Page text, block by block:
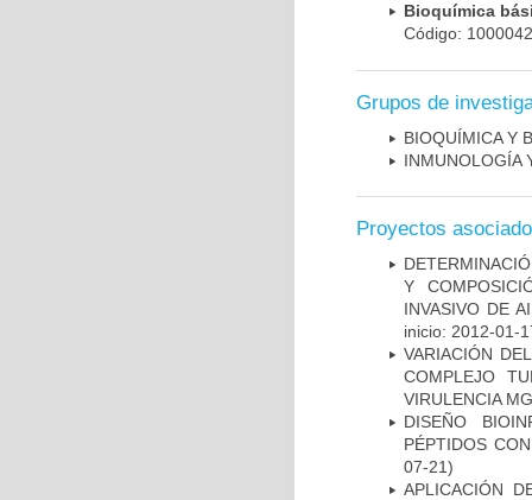
Bioquímica
Código:
Grupos de
BIOQUÍMICA Y
INMUNOLOGÍA
Proyectos
Y
INVASIVO DE
inicio: 2012-01-
VARIACIÓN
COMPLEJO
VIRULENCIA
DISEÑO
PÉPTIDOS
07-21)
APLICACIÓN